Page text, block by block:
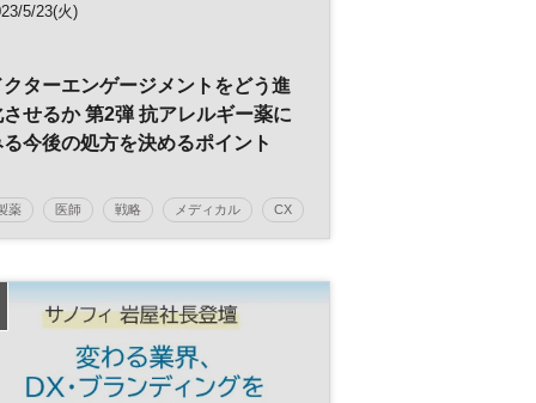
5/23(火)
クターエンゲージメントをどう進
させるか 第2弾 抗アレルギー薬に
る今後の処方を決めるポイント
薬 医師 戦略 メディカル CX
ルスケア